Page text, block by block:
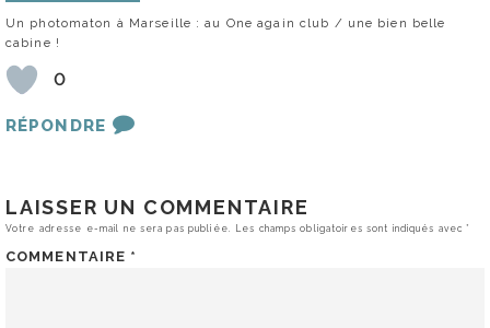
Un photomaton à Marseille : au One again club / une bien belle
cabine !
0
RÉPONDRE
LAISSER UN COMMENTAIRE
Votre adresse e-mail ne sera pas publiée. Les champs obligatoires sont indiqués avec*
COMMENTAIRE *